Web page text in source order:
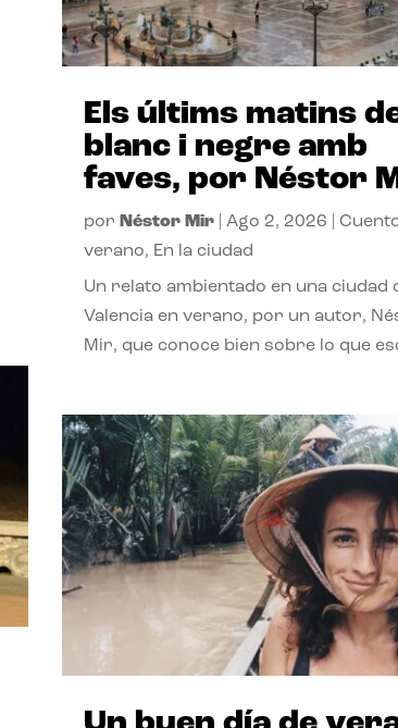
Els últims matins
blanc i negre amb
faves, por Néstor
por Néstor Mir| Ago 2, 2026
verano, En la ciudad
Un relato ambientado en una ciudad
Valencia en verano, por un autor,
Mir, que conoce bien sobre lo que